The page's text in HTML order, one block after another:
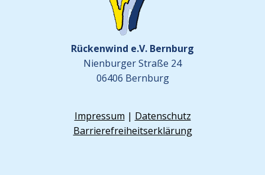
Rückenwind e.V. Bernburg
Nienburger Straße 24
06406 Bernburg
Impressum | Datenschutz
Barrierefreiheitserklärung